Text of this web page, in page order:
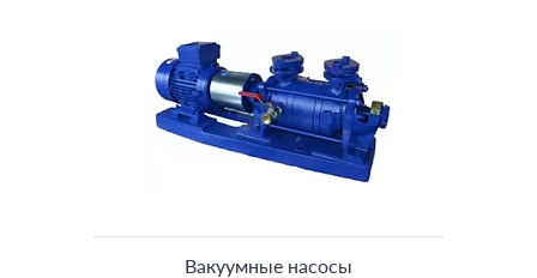
Вакуумные насосы